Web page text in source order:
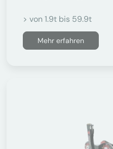
> von 1.9t bis 59.9t
Mehr erfahren